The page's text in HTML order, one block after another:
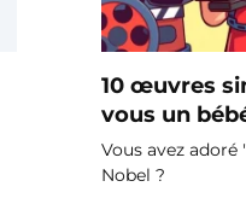
10 œuvres
vous un
Vous avez adoré
Nobel ?